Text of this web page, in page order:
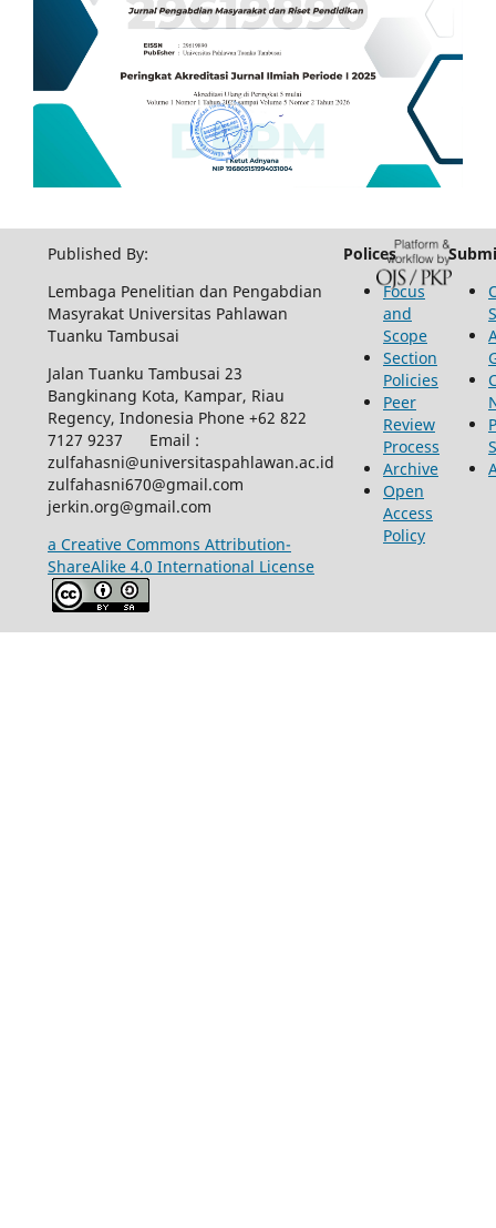
Published By:
Lembaga Penelitian dan Pengabdian
Masyrakat Universitas Pahlawan
Tuanku Tambusai
Jalan Tuanku Tambusai 23
Bangkinang Kota, Kampar, Riau
Regency, Indonesia Phone +62 822
7127 9237 Email :
zulfahasni@universitaspahlawan.ac.id
zulfahasni670@gmail.com
jerkin.org@gmail.com
a Creative Commons Attribution-
ShareAlike 4.0 International License
Polices
Focus
and
Scope
Section
Policies
Peer
Review
Process
Archive
Open
Access
Policy